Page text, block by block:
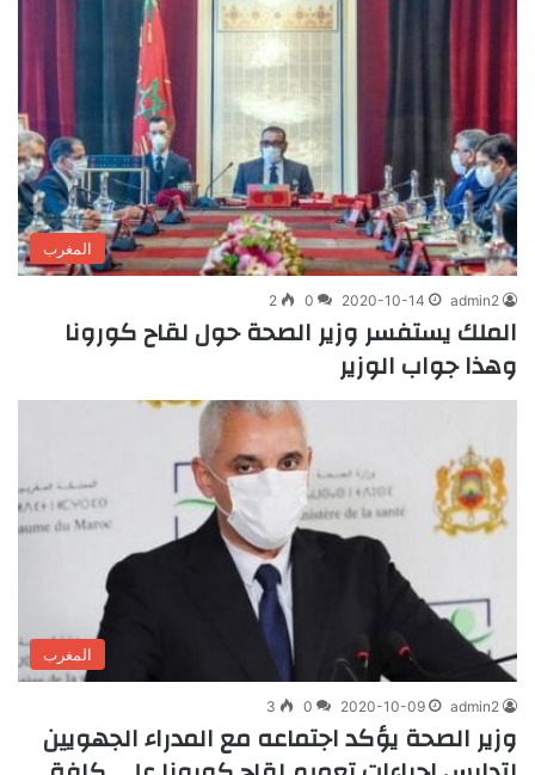
المغرب
admin2
2020-10-14
0
2
الملك يستفسر وزير الصحة حول لقاح كورونا
وهذا جواب الوزير
المغرب
admin2
2020-10-09
0
3
وزير الصحة يؤكد اجتماعه مع المدراء الجهويين